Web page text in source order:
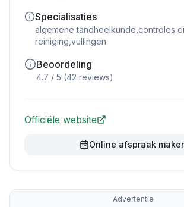
Specialisaties
algemene tandheelkunde,controles
reiniging,vullingen
Beoordeling
4.7 / 5 (42 reviews)
Officiële website
Online afspraak
Advertentie